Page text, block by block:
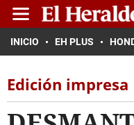
INICIO EH PLUS
Edición impresa